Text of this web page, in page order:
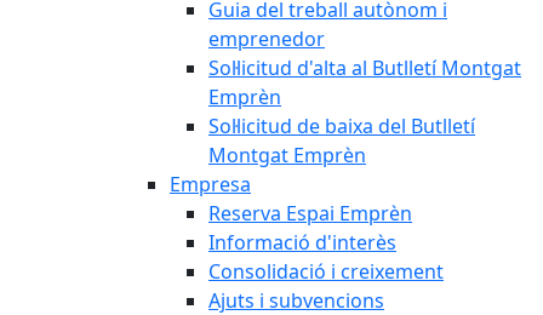
Guia del treball autònom i
emprenedor
Sol·licitud d'alta al Butlletí Montgat
Emprèn
Sol·licitud de baixa del Butlletí
Montgat Emprèn
Empresa
Reserva Espai Emprèn
Informació d'interès
Consolidació i creixement
Ajuts i subvencions